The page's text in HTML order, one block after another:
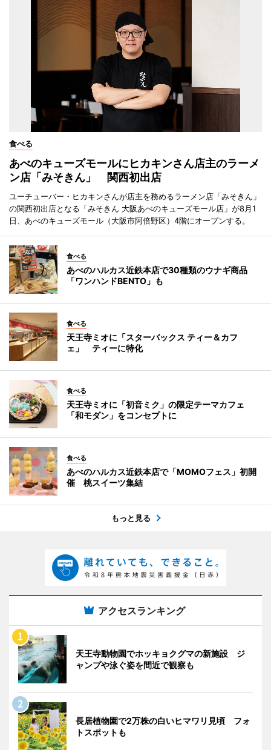
食べる
あべのキューズモールにヒカキンさん店主のラーメ
ン店「みそきん」 関西初出店
ユーチューバー・ヒカキンさんが店主を務めるラーメン店「みそきん」
の関西初出店となる「みそきん 大阪あべのキューズモール店」が8月1
日、あべのキューズモール（大阪市阿倍野区）4階にオープンする。
食べる
あべのハルカス近鉄本店で30種類のウナギ商品
「ワンハンドBENTO」も
食べる
天王寺ミオに「スターバックス ティー＆カフ
ェ」 ティーに特化
食べる
天王寺ミオに「初音ミク」の限定テーマカフェ
「和モダン」をコンセプトに
食べる
あべのハルカス近鉄本店で「MOMOフェス」初開
催 桃スイーツ集結
もっと見る
アクセスランキング
天王寺動物園でホッキョクグマの新施設 ジ
ャンプや泳ぐ姿を間近で観察も
長居植物園で2万株の白いヒマワリ見頃 フォ
トスポットも